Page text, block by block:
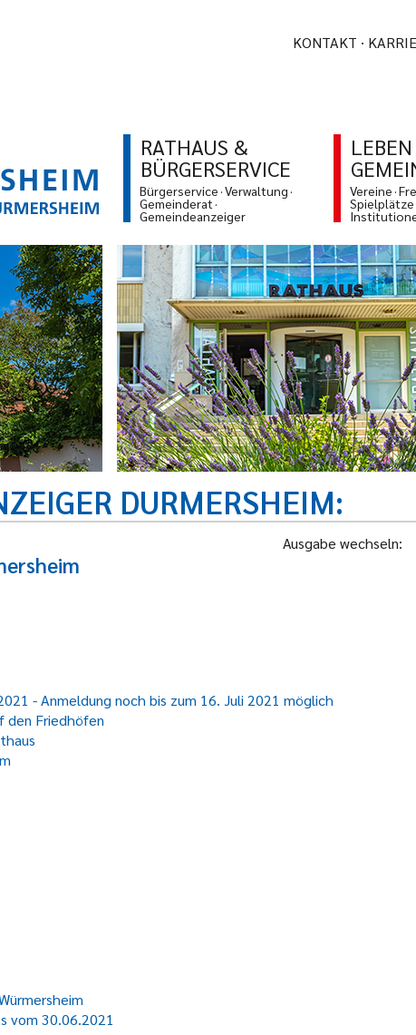
KONTAKT
RATHAUS &
BÜRGERSERVICE
Bürgerservice Verwaltung
Gemeinderat
Gemeindeanzeiger
Vereine
Spielplätze
DURMERSHEIM
Ausgabe wechseln:
- Anmeldung noch bis zum 16. Juli 2021 möglich
den Friedhöfen
vom 30.06.2021